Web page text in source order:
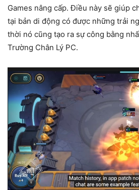
Games nâng cấp. Điều này sẽ giúp
tại bản di động có được những trải
thời nó cũng tạo ra sự công bằng
Trường Chân Lý PC.